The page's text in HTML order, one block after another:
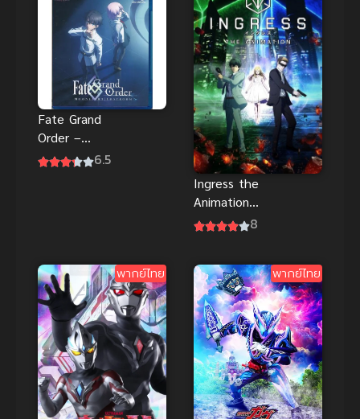
หญิงบาร์บี้และ
สาวผู้ยากไร้
พากย์ไทย
Fate Grand
Order –
Moonlight6.5
Ingress the
Animation
(2018) อินเก
8
พากย์ไทย พากย์ไทย